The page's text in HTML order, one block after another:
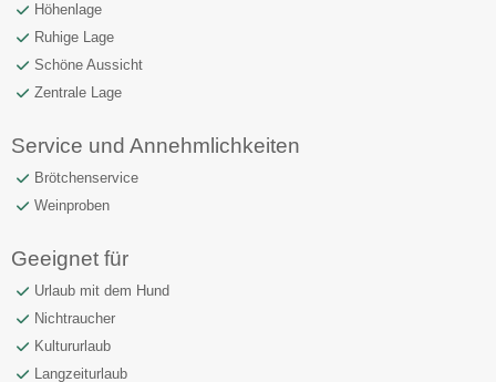
Höhenlage
Ruhige Lage
Schöne Aussicht
Zentrale Lage
Service und Annehmlichkeiten
Brötchenservice
Weinproben
Geeignet für
Urlaub mit dem Hund
Nichtraucher
Kultururlaub
Langzeiturlaub